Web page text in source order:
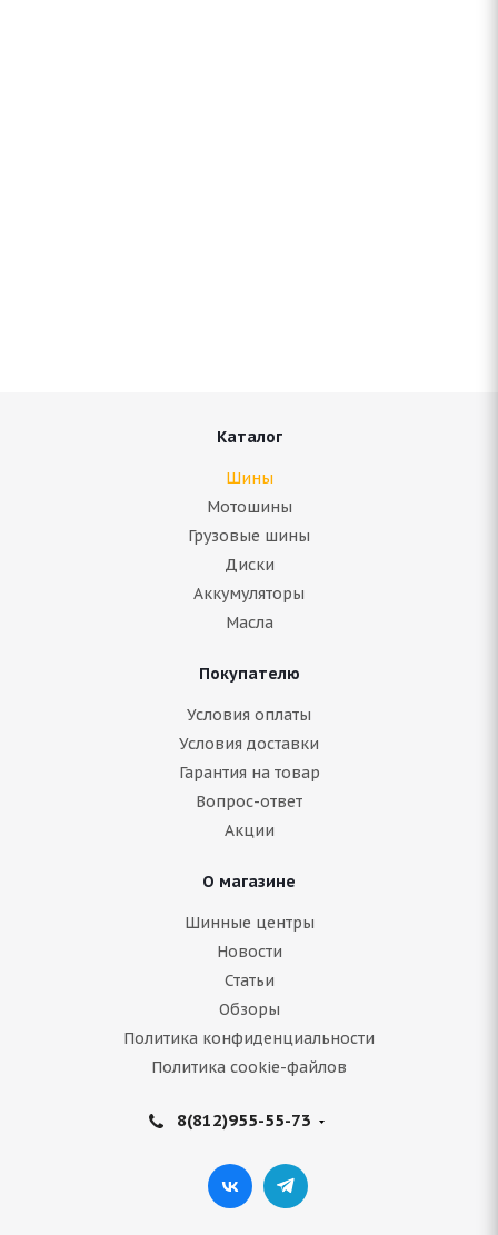
Bridgestone Blizzak Spike-01 255/55 R18 109T
Подробнее
Bridgestone Ice Cruiser 7000 255/55 R18 109T
Каталог
Шины
Мотошины
Грузовые шины
Диски
Аккумуляторы
Масла
Покупателю
Условия оплаты
Условия доставки
Гарантия на товар
Вопрос-ответ
Акции
О магазине
Шинные центры
Новости
Статьи
Обзоры
Политика конфиденциальности
Политика cookie-файлов
8(812)955-55-73